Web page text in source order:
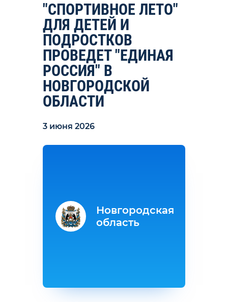
"СПОРТИВНОЕ ЛЕТО"
ДЛЯ ДЕТЕЙ И
ПОДРОСТКОВ
ПРОВЕДЕТ "ЕДИНАЯ
РОССИЯ" В
НОВГОРОДСКОЙ
ОБЛАСТИ
3 июня 2026
Новгородская
область